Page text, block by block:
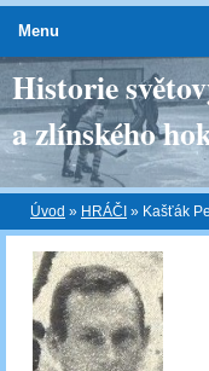
Historie
a zlínského
Úvod » HRÁČI » Kašťák
Menu